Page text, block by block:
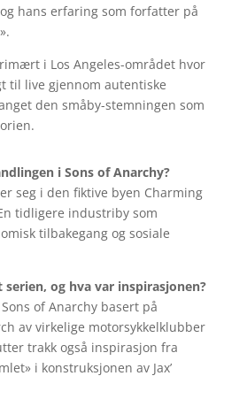
hans erfaring som forfatter på
i Los Angeles-området hvor
til live gjennom autentiske
den småby-stemningen som
i Sons of Anarchy?
seg i den fiktive byen Charming
tidligere industriby som
tilbakegang og sosiale
og hva var inspirasjonen?
of Anarchy basert på
av virkelige motorsykkelklubber
trakk også inspirasjon fra
i konstruksjonen av Jax’